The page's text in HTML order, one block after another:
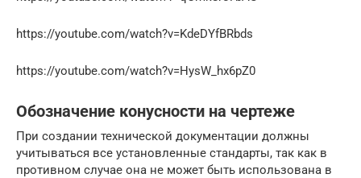
https://youtube.com/watch?v=KdeDYfBRbds
https://youtube.com/watch?v=HysW_hx6pZ0
Обозначение конусности на чертеже
При создании технической документации должны
учитываться все установленные стандарты, так как в
противном случае она не может быть использована в